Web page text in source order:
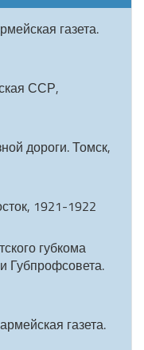
газета.
ССР,
дороги. Томск,
1921-1922
губкома
Губпрофсовета.
газета.